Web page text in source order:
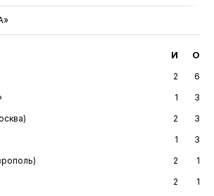
И О
2
6
1
3
2
3
1
3
2
1
2
1